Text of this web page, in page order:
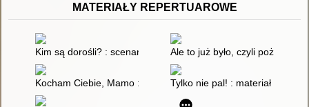
MATERIAŁY REPERTUAROWE
Kim są dorośli? : scenariusz słowno-muzyczny z okazji
Ale to już było, czyli
Kocham Ciebie, Mamo : scenariusz konkursu recytatorskiego
Tylko nie pal! : materiał